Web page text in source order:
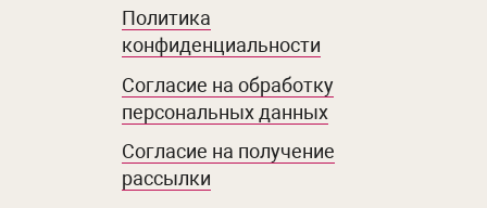
Политика
конфиденциальности
Согласие на обработку
персональных данных
Согласие на получение
рассылки